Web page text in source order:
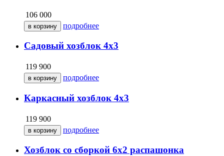
106 000
подробнее
Садовый хозблок 4х3
119 900
подробнее
Каркасный хозблок 4х3
119 900
подробнее
Хозблок со сборкой 6х2 распашонка